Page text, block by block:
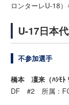
ロンターレU-18）
U-17日本
不参加選手
橋本 凜来（ﾊｼﾓﾄ
DF #2 所属：